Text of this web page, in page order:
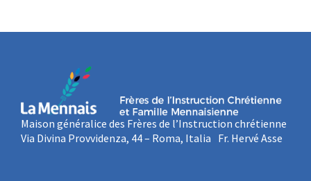
Maison généralice des Frères de l’Instruction chrétienne
Via Divina Provvidenza, 44 – Roma, Italia Fr. Hervé Asse